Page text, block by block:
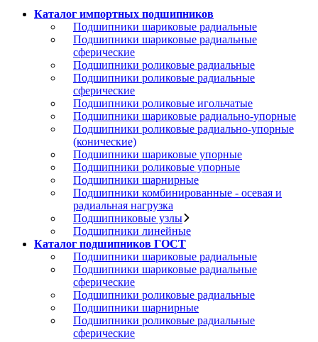
Каталог импортных подшипников
Подшипники шариковые радиальные
Подшипники шариковые радиальные
сферические
Подшипники роликовые радиальные
Подшипники роликовые радиальные
сферические
Подшипники роликовые игольчатые
Подшипники шариковые радиально-упорные
Подшипники роликовые радиально-упорные
(конические)
Подшипники шариковые упорные
Подшипники роликовые упорные
Подшипники шарнирные
Подшипники комбинированные - осевая и
радиальная нагрузка
Подшипниковые узлы
Подшипники линейные
Каталог подшипников ГОСТ
Подшипники шариковые радиальные
Подшипники шариковые радиальные
сферические
Подшипники роликовые радиальные
Подшипники шарнирные
Подшипники роликовые радиальные
сферические